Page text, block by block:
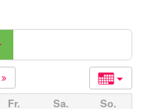
Fr. Sa. So.